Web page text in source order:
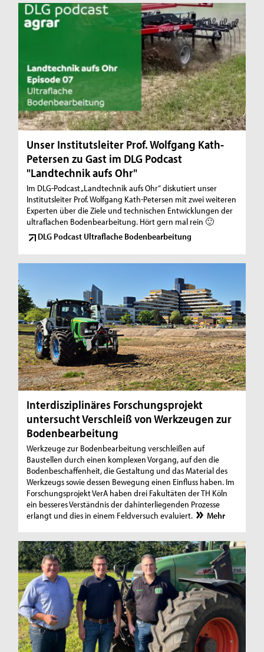
Unser Institutsleiter Prof. Wolfgang Kath-
Petersen zu Gast im DLG Podcast
"Landtechnik aufs Ohr"
Im DLG-Podcast „Landtechnik aufs Ohr“ diskutiert unser
Institutsleiter Prof. Wolfgang Kath-Petersen mit zwei weiteren
Experten über die Ziele und technischen Entwicklungen der
ultraflachen Bodenbearbeitung. Hört gern mal rein 🙂
DLG Podcast Ultraflache Bodenbearbeitung
Interdisziplinäres Forschungsprojekt
untersucht Verschleiß von Werkzeugen zur
Bodenbearbeitung
Werkzeuge zur Bodenbearbeitung verschleißen auf
Baustellen durch einen komplexen Vorgang, auf den die
Bodenbeschaffenheit, die Gestaltung und das Material des
Werkzeugs sowie dessen Bewegung einen Einfluss haben. Im
Forschungsprojekt VerA haben drei Fakultäten der TH Köln
ein besseres Verständnis der dahinterliegenden Prozesse
erlangt und dies in einem Feldversuch evaluiert.
Mehr